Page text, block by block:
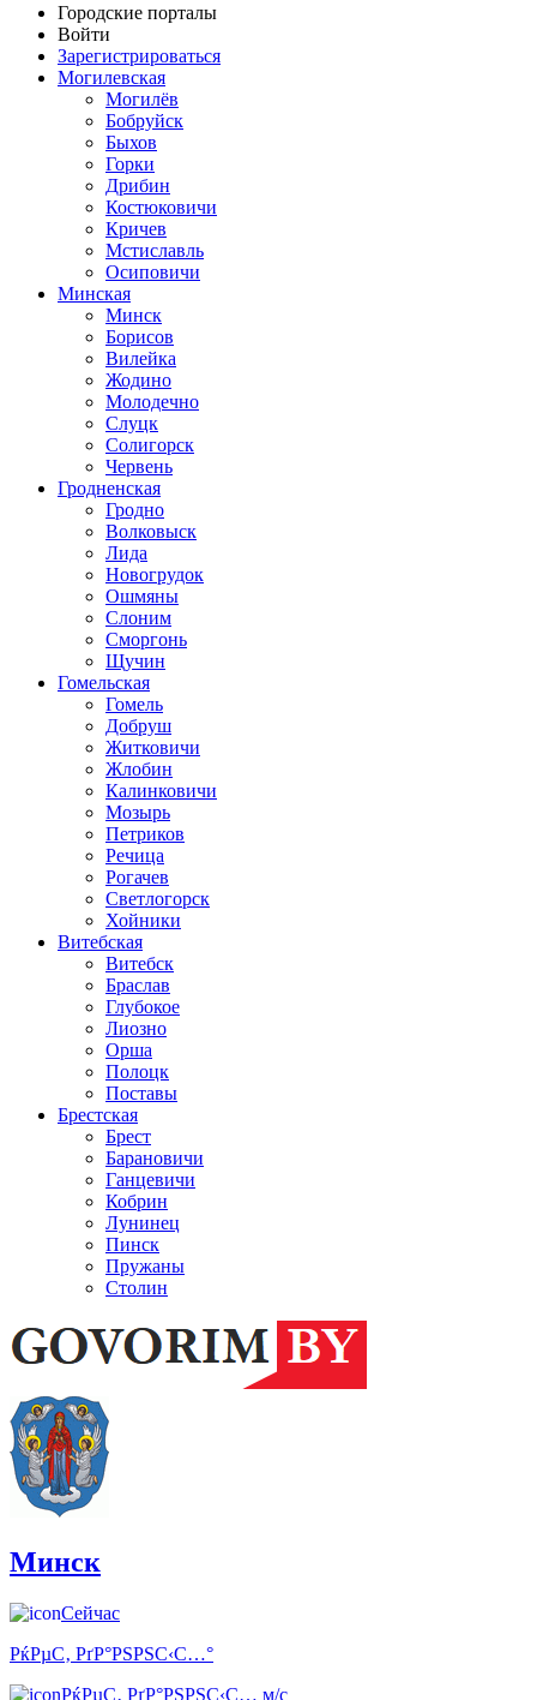
Городские порталы
Войти
Зарегистрироваться
Могилевская
Могилёв
Бобруйск
Быхов
Горки
Дрибин
Костюковичи
Кричев
Мстиславль
Осиповичи
Минская
Минск
Борисов
Вилейка
Жодино
Молодечно
Слуцк
Солигорск
Червень
Гродненская
Гродно
Волковыск
Лида
Новогрудок
Ошмяны
Слоним
Сморгонь
Щучин
Гомельская
Гомель
Добруш
Житковичи
Жлобин
Калинковичи
Мозырь
Петриков
Речица
Рогачев
Светлогорск
Хойники
Витебская
Витебск
Браслав
Глубокое
Лиозно
Орша
Полоцк
Поставы
Брестская
Брест
Барановичи
Ганцевичи
Кобрин
Лунинец
Пинск
Пружаны
Столин
Минск
Сейчас
РќРµС‚ РґР°РЅРЅС‹С…°
РќРµС‚ РґР°РЅРЅС‹С… м/с